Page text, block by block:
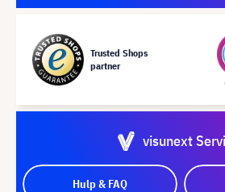
Trusted Shops
partner
visunext
Hulp & FAQ